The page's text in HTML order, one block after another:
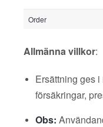
Order
Allmänna villkor:
Ersättning ges
försäkringar,
Obs: